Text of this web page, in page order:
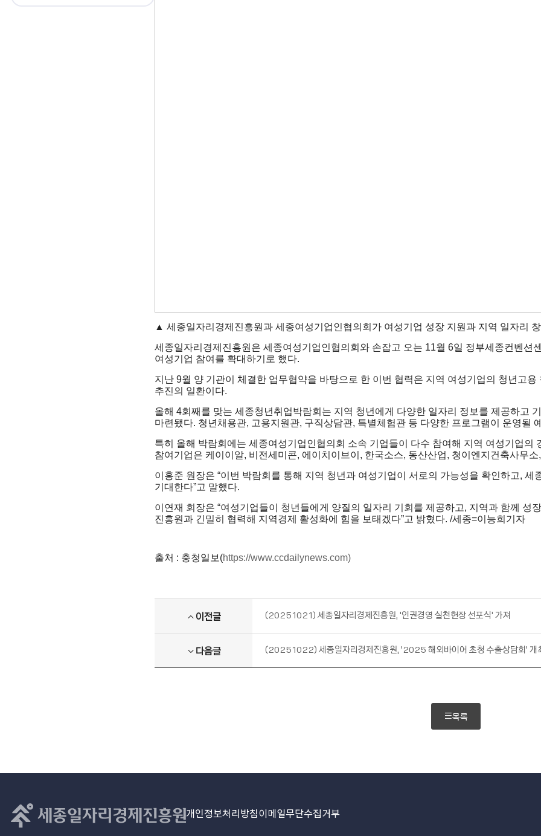
▲ 세종일자리경제진흥원과 세종여성기업인협의회가 여성기업 성장 지원과 지역 일자리
세종일자리경제진흥원은 세종여성기업인협의회와 손잡고 오는 11월 6일 정부세종컨벤션
여성기업 참여를 확대하기로 했다.
지난 9월 양 기관이 체결한 업무협약을 바탕으로 한 이번 협력은 지역 여성기업의 청년고
추진의 일환이다.
올해 4회째를 맞는 세종청년취업박람회는 지역 청년에게 다양한 일자리 정보를 제공하고
마련됐다. 청년채용관, 고용지원관, 구직상담관, 특별체험관 등 다양한 프로그램이 운영될
특히 올해 박람회에는 세종여성기업인협의회 소속 기업들이 다수 참여해 지역 여성기업의
참여기업은 케이이알, 비전세미콘, 에이치이브이, 한국소스, 동산산업, 청이엔지건축사무
이홍준 원장은 “이번 박람회를 통해 지역 청년과 여성기업이 서로의 가능성을 확인하고,
기대한다”고 말했다.
이연재 회장은 “여성기업들이 청년들에게 양질의 일자리 기회를 제공하고, 지역과 함께 성
진흥원과 긴밀히 협력해 지역경제 활성화에 힘을 보태겠다”고 밝혔다. /세종=이능희기자
출처 : 충청일보(https://www.ccdailynews.com)
이전글 (20251021) 세종일자리경제진흥원, ‘인권경영 실천헌장 선포식' 가져
다음글 (20251022) 세종일자리경제진흥원, ‘2025 해외바이어 초청 수출상담회’ 개
목록
개인정보처리방침이메일무단수집거부